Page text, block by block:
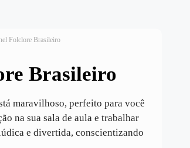
Folclore Brasileiro
Brasileiro
maravilhoso, perfeito para você
na sua sala de aula e trabalhar
e divertida, conscientizando